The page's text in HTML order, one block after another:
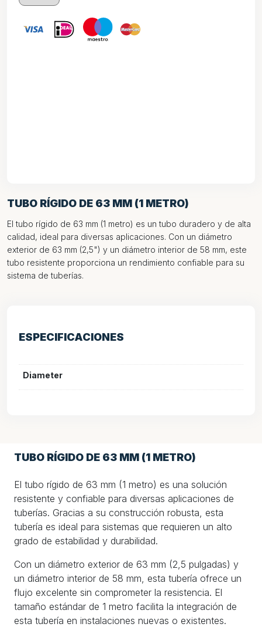
TUBO RÍGIDO DE 63 MM (1 METRO)
El tubo rígido de 63 mm (1 metro) es un tubo duradero y de alta
calidad, ideal para diversas aplicaciones. Con un diámetro
exterior de 63 mm (2,5") y un diámetro interior de 58 mm, este
tubo resistente proporciona un rendimiento confiable para su
sistema de tuberías.
ESPECIFICACIONES
Diameter
TUBO RÍGIDO DE 63 MM (1 METRO)
El tubo rígido de 63 mm (1 metro) es una solución
resistente y confiable para diversas aplicaciones de
tuberías. Gracias a su construcción robusta, esta
tubería es ideal para sistemas que requieren un alto
grado de estabilidad y durabilidad.
Con un diámetro exterior de 63 mm (2,5 pulgadas) y
un diámetro interior de 58 mm, esta tubería ofrece un
flujo excelente sin comprometer la resistencia. El
tamaño estándar de 1 metro facilita la integración de
esta tubería en instalaciones nuevas o existentes.